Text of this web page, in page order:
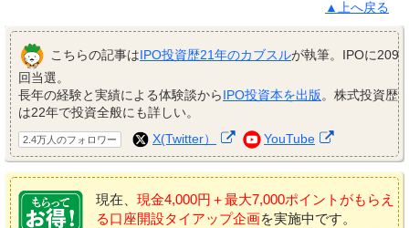
▲上へ戻る
こちらの記事はIPO投資歴21年のカブスルが執筆。IPOに209
回当選。
長年の経験と実績による体験談からIPO投資本を出版。株式投資歴
は22年で投資全般にも詳しい。
2.4万人のフォロワー X(Twitter） YouTube
現在、 現金4,000円＋最大7,000ポイントがもらえ
る口座開設タイアップ企画を実施中です。